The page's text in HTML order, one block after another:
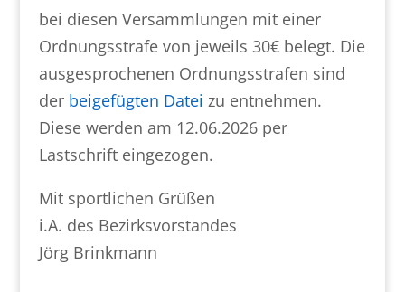
bei diesen Versammlungen mit einer
Ordnungsstrafe von jeweils 30€ belegt. Die
ausgesprochenen Ordnungsstrafen sind
der beigefügten Datei zu entnehmen.
Diese werden am 12.06.2026 per
Lastschrift eingezogen.
Mit sportlichen Grüßen
i.A. des Bezirksvorstandes
Jörg Brinkmann